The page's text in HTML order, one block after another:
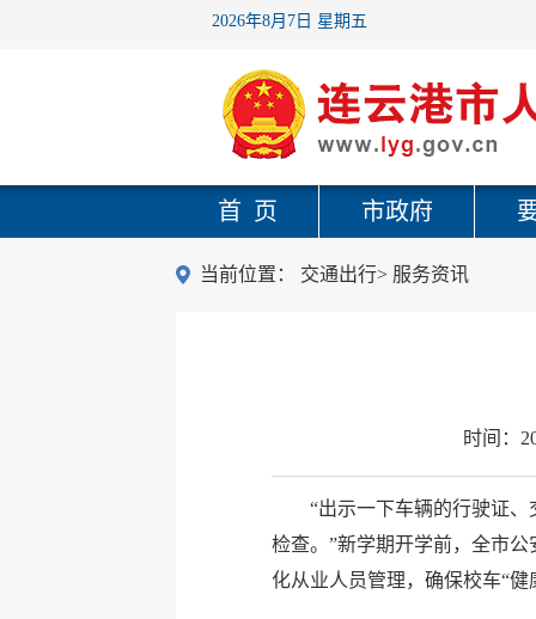
2026年8月7日 星期五
首 页 市政府
当前位置： 交通出行> 服务资讯
时间：
“出示一下车辆的行驶证
检查。”新学期开学前，全市
化从业人员管理，确保校车“健